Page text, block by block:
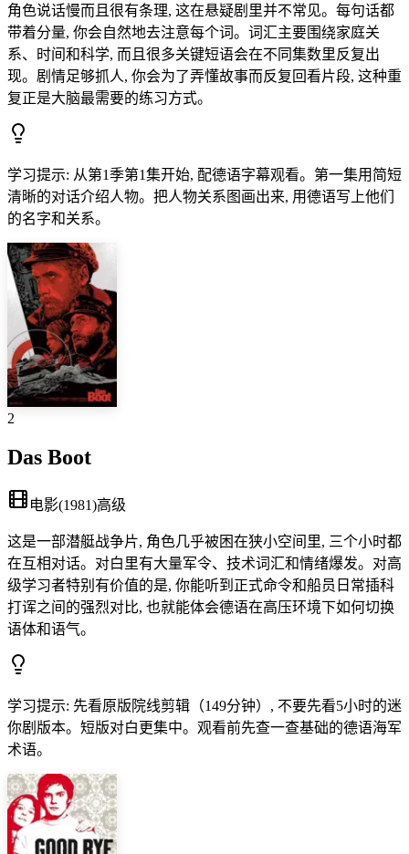
角色说话慢而且很有条理, 这在悬疑剧里并不常见。每句话都
带着分量, 你会自然地去注意每个词。词汇主要围绕家庭关
系、时间和科学, 而且很多关键短语会在不同集数里反复出
现。剧情足够抓人, 你会为了弄懂故事而反复回看片段, 这种重
复正是大脑最需要的练习方式。
学习提示: 从第1季第1集开始, 配德语字幕观看。第一集用简短
清晰的对话介绍人物。把人物关系图画出来, 用德语写上他们
的名字和关系。
2
Das Boot
电影(1981)高级
这是一部潜艇战争片, 角色几乎被困在狭小空间里, 三个小时都
在互相对话。对白里有大量军令、技术词汇和情绪爆发。对高
级学习者特别有价值的是, 你能听到正式命令和船员日常插科
打诨之间的强烈对比, 也就能体会德语在高压环境下如何切换
语体和语气。
学习提示: 先看原版院线剪辑（149分钟）, 不要先看5小时的迷
你剧版本。短版对白更集中。观看前先查一查基础的德语海军
术语。